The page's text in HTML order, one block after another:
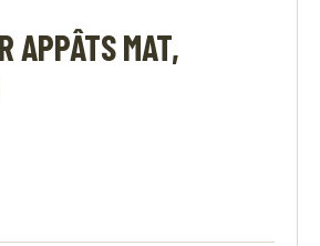
APPÂTS MAT,